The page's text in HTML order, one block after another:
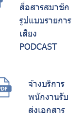
สื่อสารสมาชิก
รูปแบบรายการ
เสียง
PODCAST
จ้างบริการ
พนักงานรับ
ส่งเอกสาร